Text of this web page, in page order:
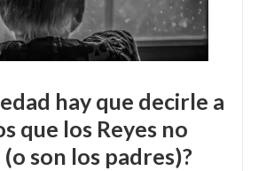
hay que decirle a
que los Reyes no
son los padres)?